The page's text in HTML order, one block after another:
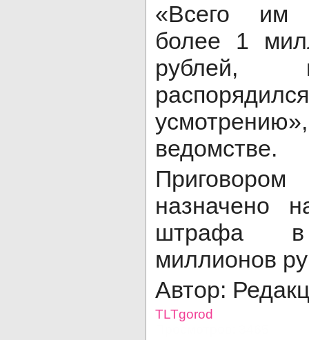
«Всего им
более 1
рублей,
ведомстве.
назначено
штрафа
миллионов
Автор:
TLTgorod